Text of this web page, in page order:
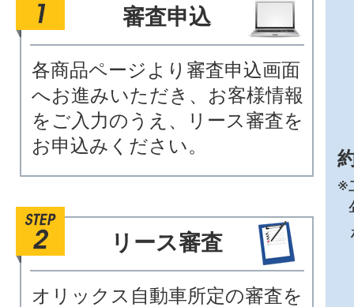
審査申込
各商品ページより審査申込画面
へお進みいただき、お客様情報
をご入力のうえ、リース審査を
お申込みください。
リース審査
オリックス自動車所定の審査を
※